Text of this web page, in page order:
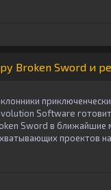
Broken Sword и
Software
Sword в ближайшие
проектов